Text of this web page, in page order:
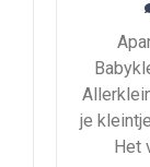
je
Het